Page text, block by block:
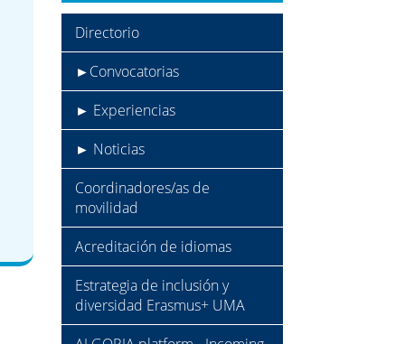
Directorio
►Convocatorias
► Experiencias
► Noticias
Coordinadores/as de
movilidad
Acreditación de idiomas
Estrategia de inclusión y
diversidad Erasmus+ UMA